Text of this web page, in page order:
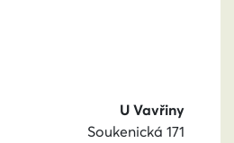
U Vavřiny
Soukenická 171